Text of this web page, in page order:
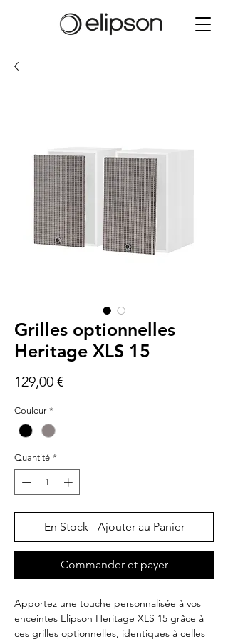
Grilles optionnelles
Heritage XLS 15
129,00 €Prix
Couleur *
Quantité *
En Stock - Ajouter au Panier
Commander et payer
Apportez une touche personnalisée à vos
enceintes Elipson Heritage XLS 15 grâce à
ces grilles optionnelles, identiques à celles